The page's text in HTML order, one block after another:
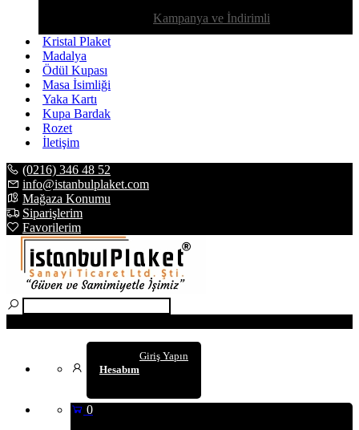
Kampanya ve İndirimli
Kristal Plaket
Madalya
Ödül Kupası
Masa İsimliği
Yaka Kartı
Kupa Bardak
Rozet
İletişim
(0216) 346 48 52
info@istanbulplaket.com
Mağaza Konumu
Siparişlerim
Favorilerim
Hesabım
Giriş Yapın
0